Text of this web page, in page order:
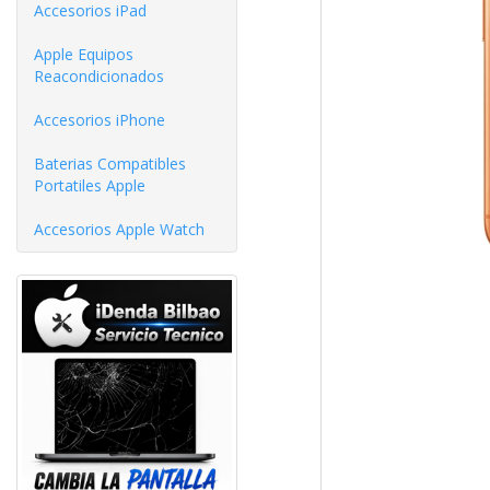
Accesorios iPad
Apple Equipos
Reacondicionados
Accesorios iPhone
Baterias Compatibles
Portatiles Apple
Accesorios Apple Watch